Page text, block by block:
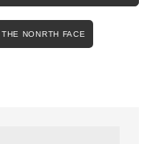
KIDS
THE NONRTH FACE